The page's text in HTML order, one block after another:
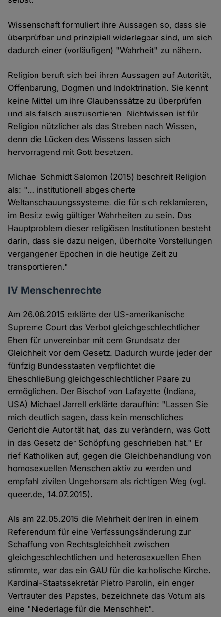
Wissenschaft formuliert ihre Aussagen so, dass sie
überprüfbar und prinzipiell widerlegbar sind, um sich
dadurch einer (vorläufigen) "Wahrheit" zu nähern.
Religion beruft sich bei ihren Aussagen auf Autorität,
Offenbarung, Dogmen und Indoktrination. Sie kennt
keine Mittel um ihre Glaubenssätze zu überprüfen
und als falsch auszusortieren. Nichtwissen ist für
Religion nützlicher als das Streben nach Wissen,
denn die Lücken des Wissens lassen sich
hervorragend mit Gott besetzen.
Michael Schmidt Salomon (2015) beschreit Religion
als: "… institutionell abgesicherte
Weltanschauungssysteme, die für sich reklamieren,
im Besitz ewig gültiger Wahrheiten zu sein. Das
Hauptproblem dieser religiösen Institutionen besteht
darin, dass sie dazu neigen, überholte Vorstellungen
vergangener Epochen in die heutige Zeit zu
transportieren."
IV Menschenrechte
Am 26.06.2015 erklärte der US-amerikanische
Supreme Court das Verbot gleichgeschlechtlicher
Ehen für unvereinbar mit dem Grundsatz der
Gleichheit vor dem Gesetz. Dadurch wurde jeder der
fünfzig Bundesstaaten verpflichtet die
Eheschließung gleichgeschlechtlicher Paare zu
ermöglichen. Der Bischof von Lafayette (Indiana,
USA) Michael Jarrell erklärte daraufhin: "Lassen Sie
mich deutlich sagen, dass kein menschliches
Gericht die Autorität hat, das zu verändern, was Gott
in das Gesetz der Schöpfung geschrieben hat." Er
rief Katholiken auf, gegen die Gleichbehandlung von
homosexuellen Menschen aktiv zu werden und
empfahl zivilen Ungehorsam als richtigen Weg (vgl.
queer.de, 14.07.2015).
Als am 22.05.2015 die Mehrheit der Iren in einem
Referendum für eine Verfassungsänderung zur
Schaffung von Rechtsgleichheit zwischen
gleichgeschlechtlichen und heterosexuellen Ehen
stimmte, war das ein GAU für die katholische Kirche.
Kardinal-Staatssekretär Pietro Parolin, ein enger
Vertrauter des Papstes, bezeichnete das Votum als
eine "Niederlage für die Menschheit".